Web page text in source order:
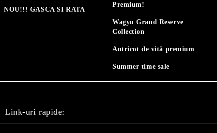
NOU!!! GASCA SI RATA
Premium!
Wagyu Grand Reserve
Collection
Antricot de vită premium
Summer time sale
Link-uri rapide: